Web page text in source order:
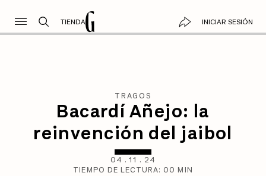
TIENDA INICIAR SESIÓN
TRAGOS
Bacardí Añejo: la
reinvención del jaibol
04 . 11 . 24
TIEMPO DE LECTURA: 00 MIN